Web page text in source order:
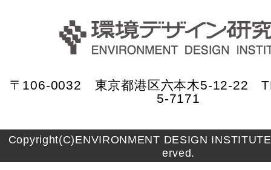
〒106-0032 東京都港区六本木5-12-22
5-7171
Copyright(C)ENVIRONMENT DESIGN
erved.